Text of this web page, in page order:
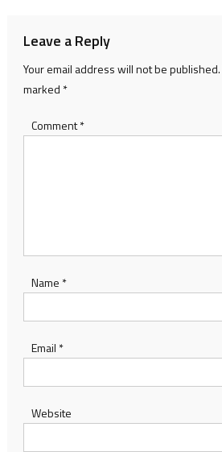
Leave a Reply
Your email address will not be published.
marked *
Comment*
Name *
Email *
Website